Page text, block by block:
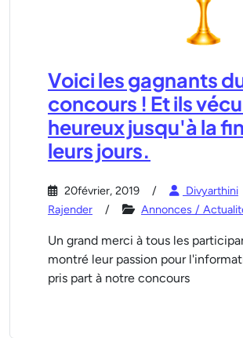
Voici les gagnants
concours ! Et ils
heureux jusqu'à la
leurs jours.
20février, 2019
Divyarthini
Rajender
Annonces /
Un grand merci à tous les
montré leur passion pour
pris part à notre concours